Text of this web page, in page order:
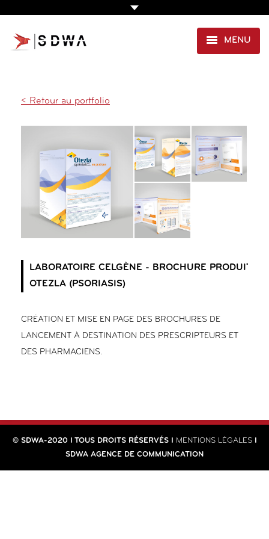
MENU
PRESTATIONS
EXPERTISE SANTÉ
PORTFOLIO
CLIENTS
CONTACT
CRÉATION & EDITION
< Retour au portfolio
LABORATOIRE CELGÈNE - BROCHURE PRODUIT
OTEZLA (PSORIASIS)
CRÉATION ET MISE EN PAGE DES BROCHURES DE
LANCEMENT À DESTINATION DES PRESCRIPTEURS ET
DES PHARMACIENS.
© SDWA-2020 I TOUS DROITS RÉSERVÉS I MENTIONS LÉGALESI
SDWA AGENCE DE COMMUNICATION